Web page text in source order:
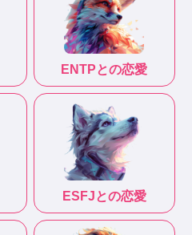
ENTPとの恋愛
ESFJとの恋愛